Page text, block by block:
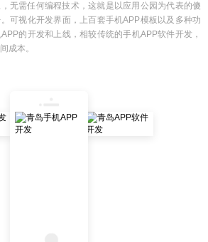
无需任何编程技术，这就是以应用公园为代表的傻
可视化开发界面，上百套手机APP模板以及多种功
的开发和上线，相较传统的手机APP软件开发，
成本。